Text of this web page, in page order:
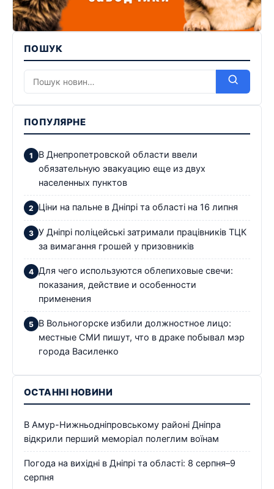
ПОШУК
ПОПУЛЯРНЕ
В Днепропетровской области ввели
обязательную эвакуацию еще из двух
населенных пунктов
Ціни на пальне в Дніпрі та області на 16 липня
У Дніпрі поліцейські затримали працівників ТЦК
за вимагання грошей у призовників
Для чего используются облепиховые свечи:
показания, действие и особенности
применения
В Вольногорске избили должностное лицо:
местные СМИ пишут, что в драке побывал мэр
города Василенко
ОСТАННІ НОВИНИ
В Амур-Нижньодніпровському районі Дніпра
відкрили перший меморіал полеглим воїнам
Погода на вихідні в Дніпрі та області: 8 серпня–9
серпня